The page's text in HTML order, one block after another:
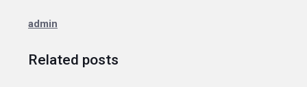
admin
Related posts